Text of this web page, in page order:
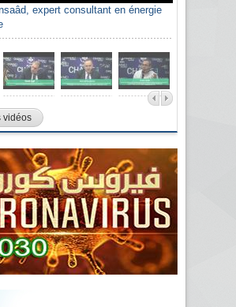
expert consultant en énergie
vidéos